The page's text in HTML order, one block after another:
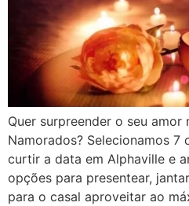
Quer surpreender o seu amor
Namorados? Selecionamos 7
curtir a data em Alphaville e
opções para presentear,
para o casal aproveitar ao